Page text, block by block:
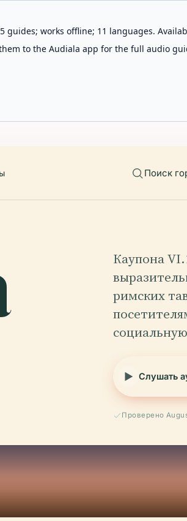
works offline; 11 languages.
to the Audiala app for the full audio
Поиск
Каупона
римских
социальную
Слушать
Проверено